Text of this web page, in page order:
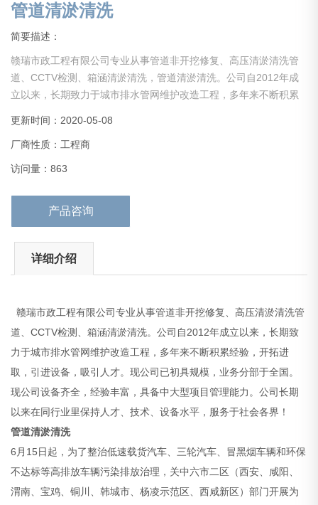
管道清淤清洗
简要描述：
赣瑞市政工程有限公司专业从事管道非开挖修复、高压清淤清洗管
道、CCTV检测、箱涵清淤清洗，管道清淤清洗。公司自2012年成
立以来，长期致力于城市排水管网维护改造工程，多年来不断积累
分部于全国。现公司设备齐全，经验丰富，具备中大型项目管理能
力。公司长期以来在同行业里保持人才、技术、设备水平，服务于
社会各界！
6
更新时间：2020-05-08
厂商性质：工程商
访问量：863
产品咨询
详细介绍
赣瑞市政工程有限公司专业从事管道非开挖修复、高压清淤清洗管
道、CCTV检测、箱涵清淤清洗。公司自2012年成立以来，长期致
力于城市排水管网维护改造工程，多年来不断积累经验，开拓进
取，引进设备，吸引人才。现公司已初具规模，业务分部于全国。
现公司设备齐全，经验丰富，具备中大型项目管理能力。公司长期
以来在同行业里保持人才、技术、设备水平，服务于社会各界！
管道清淤清洗
6月15日起，为了整治低速载货汽车、三轮汽车、冒黑烟车辆和环保
不达标等高排放车辆污染排放治理，关中六市二区（西安、咸阳、
渭南、宝鸡、铜川、韩城市、杨凌示范区、西咸新区）部门开展为